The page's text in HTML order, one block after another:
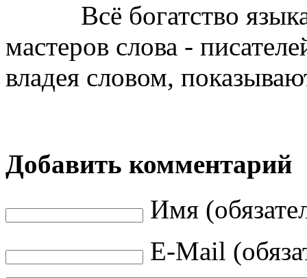
Всё богатство языка
мастеров слова -
владея словом,
Добавить комментарий
Имя
E-Mail